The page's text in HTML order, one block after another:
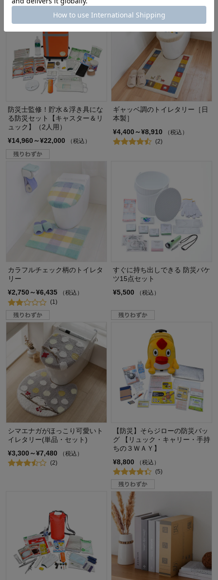
防災士監修！貯水＆浮き具にな
る防災セット【キャスター＆リ
ュック】（2人用）
¥14,960～¥22,000
（税込）
ギャッベ調のトイレタリー［日
本製］
¥4,400～¥8,910
（税込）
(2)
カラフルチェック柄のトイレタ
リー
¥2,750～¥6,435
（税込）
(1)
すぐに持ち出しできる 防災バケ
ツ15点セット
¥5,500
（税込）
シマエナガがほっこり可愛いト
イレタリー(単品・セット)
¥3,300～¥7,480
（税込）
(2)
【防災】そらジローの防災バッ
グ 【リュック・キャリー・手持
ちの３ＷＡＹ】
¥8,800
（税込）
(5)